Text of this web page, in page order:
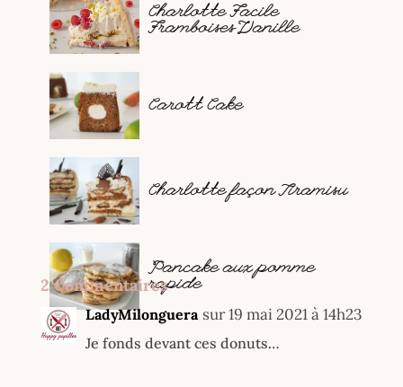
Charlotte Facile
Framboises Vanille
Carott Cake
Charlotte façon Tiramisu
Pancake aux pomme
rapide
2 Commentaires
LadyMilonguera sur 19 mai 2021 à 14h23
Je fonds devant ces donuts…